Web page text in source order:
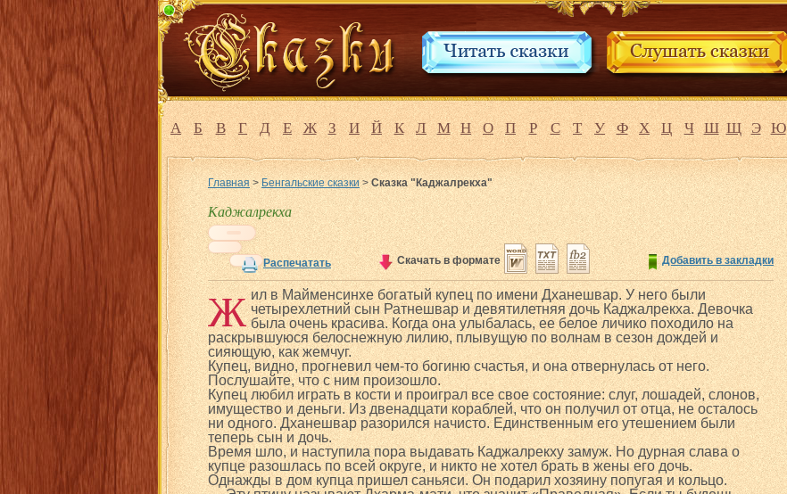
А Б В Г Д Е Ж З И Й К Л М Н О П Р С Т У Ф Х Ц Ч Ш Щ Э Ю
Главная >Бенгальские сказки>Сказка "Каджалрекха"
Каджалрекха
Распечатать Добавить в закладки
Скачать в формате
Ж ил в Майменсинхе богатый купец по имени Дханешвар. У него были
четырехлетний сын Ратнешвар и девятилетняя дочь Каджалрекха. Девочка
была очень красива. Когда она улыбалась, ее белое личико походило на
раскрывшуюся белоснежную лилию, плывущую по волнам в сезон дождей и
сияющую, как жемчуг.
Купец, видно, прогневил чем-то богиню счастья, и она отвернулась от него.
Послушайте, что с ним произошло.
Купец любил играть в кости и проиграл все свое состояние: слуг, лошадей, слонов,
имущество и деньги. Из двенадцати кораблей, что он получил от отца, не осталось
ни одного. Дханешвар разорился начисто. Единственным его утешением были
теперь сын и дочь.
Время шло, и наступила пора выдавать Каджалрекху замуж. Но дурная слава о
купце разошлась по всей округе, и никто не хотел брать в жены его дочь.
Однажды в дом купца пришел саньяси. Он подарил хозяину попугая и кольцо.